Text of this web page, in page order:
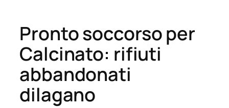
Pronto soccorso per
Calcinato: rifiuti
abbandonati
dilagano